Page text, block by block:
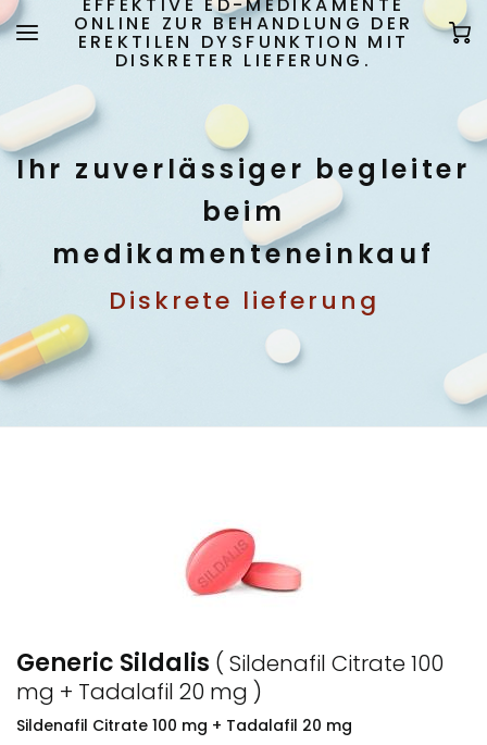
ONLINE ZUR BEHANDLUNG DER
EREKTILEN DYSFUNKTION MIT
DISKRETER LIEFERUNG.
Ihr zuverlässiger begleiter
beim
medikamenteneinkauf
Diskrete lieferung
Generic Sildalis ( Sildenafil Citrate 100
mg + Tadalafil 20 mg )
Sildenafil Citrate 100 mg + Tadalafil 20 mg